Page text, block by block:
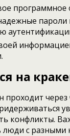
программное
пароли
на
через
конфликты.
люди с разными